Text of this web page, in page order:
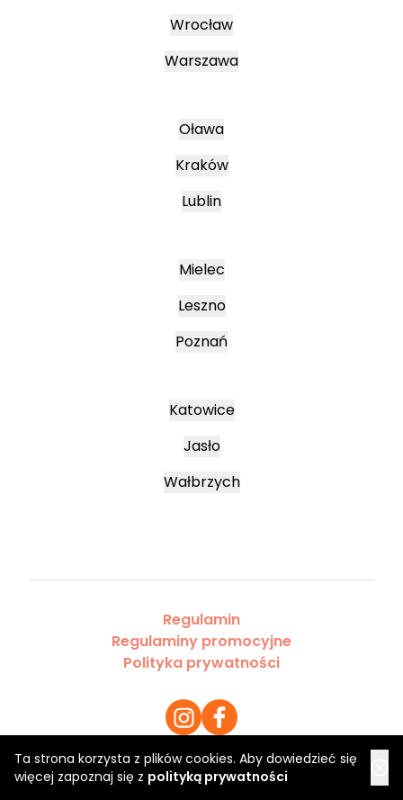
Ta strona korzysta z plików cookies. Aby dowiedzieć się
więcej zapoznaj się z polityką prywatności
Wrocław
Warszawa
Oława
Kraków
Lublin
Mielec
Leszno
Poznań
Katowice
Jasło
Wałbrzych
Regulamin
Regulaminy promocyjne
Polityka prywatności
Copyright 2026 Saloner Sp. z o.o.